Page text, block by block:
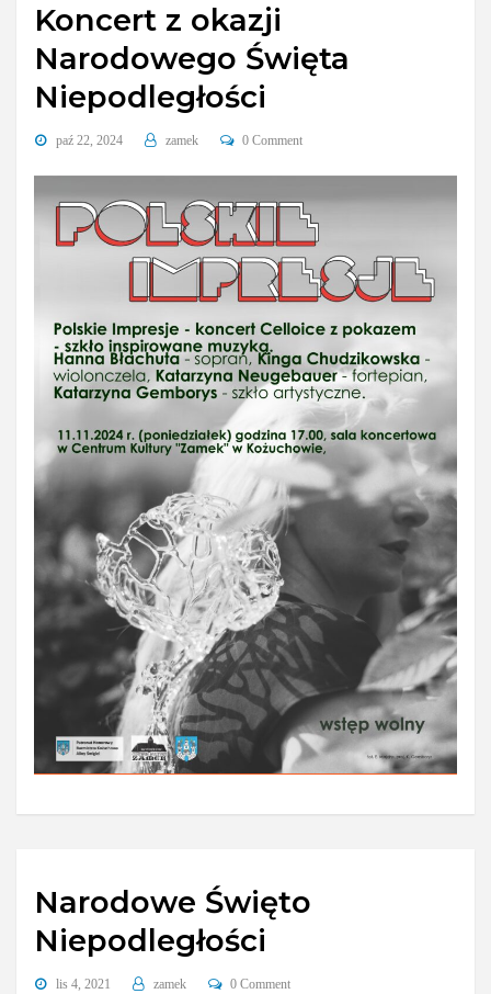
Koncert z okazji
Narodowego Święta
Niepodległości
paź 22, 2024 zamek 0 Comment
Narodowe Święto
Niepodległości
lis 4, 2021 zamek 0 Comment